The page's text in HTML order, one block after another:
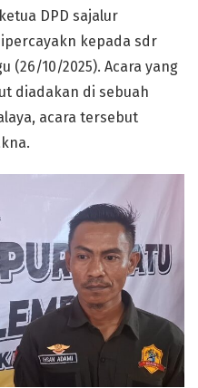
DPD sajalur
kepada sdr
(26/10/2025). Acara yang
diadakan di sebuah
acara tersebut